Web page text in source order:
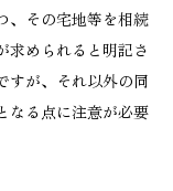
、その宅地等を相続
求められると明記さ
すが、それ以外の同
なる点に注意が必要